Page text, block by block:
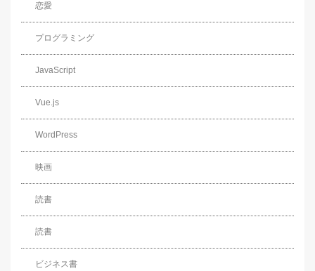
恋愛
プログラミング
JavaScript
Vue.js
WordPress
映画
読書
読書
ビジネス書